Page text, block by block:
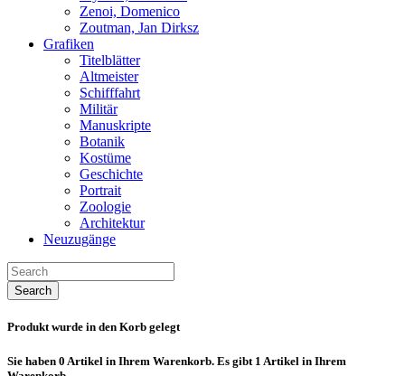
Zenoi, Domenico
Zoutman, Jan Dirksz
Grafiken
Titelblätter
Altmeister
Schifffahrt
Militär
Manuskripte
Botanik
Kostüme
Geschichte
Portrait
Zoologie
Architektur
Neuzugänge
Search
Produkt wurde in den Korb gelegt
Sie haben 0 Artikel in Ihrem Warenkorb. Es gibt 1 Artikel in Ihrem